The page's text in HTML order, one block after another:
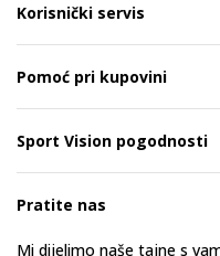
Korisnički servis
Pomoć pri kupovini
Sport Vision pogodnosti
Pratite nas
Mi dijelimo naše tajne s